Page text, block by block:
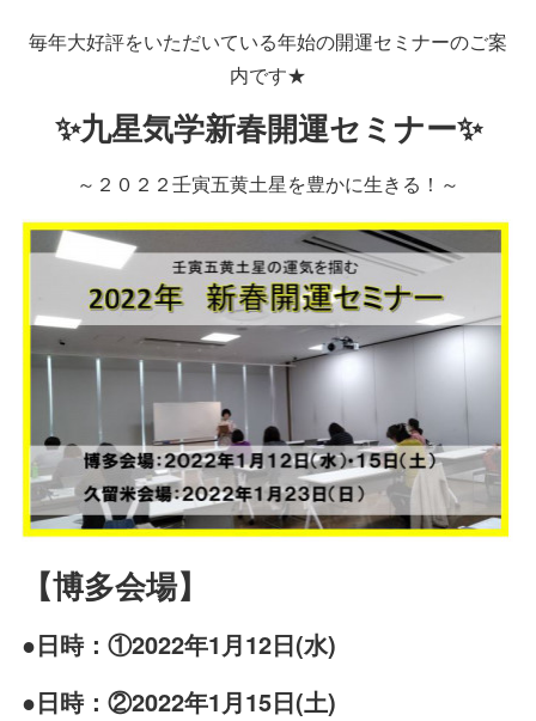
毎年大好評をいただいている年始の開運セミナーのご案
内です★
✨九星気学新春開運セミナー✨
～２０２２壬寅五黄土星を豊かに生きる！～
【博多会場】
●日時：①2022年1月12日(水)
●日時：②2022年1月15日(土)